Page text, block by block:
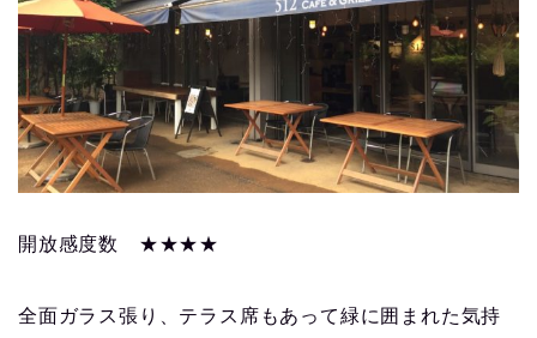
開放感度数 ★★★★
全面ガラス張り、テラス席もあって緑に囲まれた気持